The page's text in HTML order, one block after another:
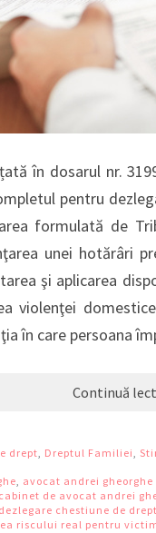
în dosarul nr.
pentru
formulată de
unei hotărâri
şi aplicarea
violenţei
în care persoana
Continuă
drept, Dreptul Familiei,
, avocat andrei gheorghe
cabinet de avocat andrei
dezlegare chestiune de
riscului real pentru